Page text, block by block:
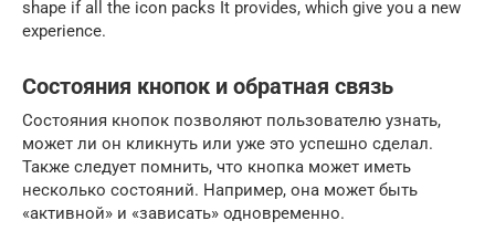
shape if all the icon packs It provides, which give you a new
experience.
Состояния кнопок и обратная связь
Состояния кнопок позволяют пользователю узнать,
может ли он кликнуть или уже это успешно сделал.
Также следует помнить, что кнопка может иметь
несколько состояний. Например, она может быть
«активной» и «зависать» одновременно.